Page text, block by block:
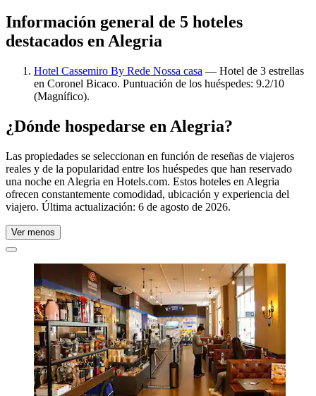
Información general de 5 hoteles
destacados en Alegria
Hotel Cassemiro By Rede Nossa casa — Hotel de 3 estrellas
en Coronel Bicaco. Puntuación de los huéspedes: 9.2/10
(Magnífico).
¿Dónde hospedarse en Alegria?
Las propiedades se seleccionan en función de reseñas de viajeros
reales y de la popularidad entre los huéspedes que han reservado
una noche en Alegria en Hotels.com. Estos hoteles en Alegria
ofrecen constantemente comodidad, ubicación y experiencia del
viajero. Última actualización: 6 de agosto de 2026.
Ver menos